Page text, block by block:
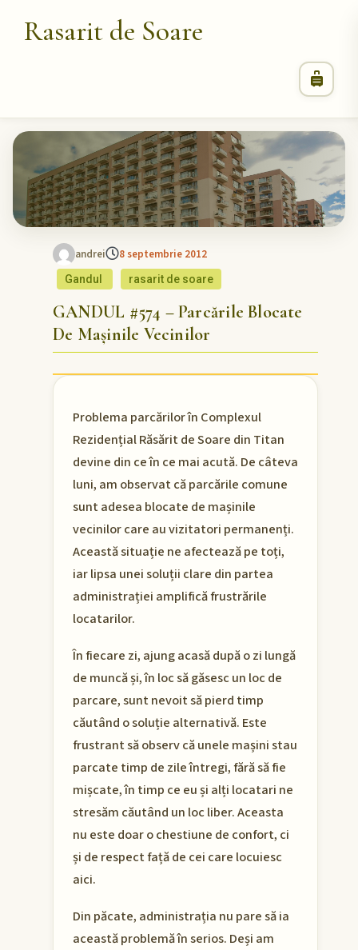
Rasarit de Soare
andrei 8 septembrie 2012
Gandul rasarit de soare
GANDUL #574 – Parcările Blocate
De Mașinile Vecinilor
Problema parcărilor în Complexul
Rezidențial Răsărit de Soare din Titan
devine din ce în ce mai acută. De câteva
luni, am observat că parcările comune
sunt adesea blocate de mașinile
vecinilor care au vizitatori permanenți.
Această situație ne afectează pe toți,
iar lipsa unei soluții clare din partea
administrației amplifică frustrările
locatarilor.
În fiecare zi, ajung acasă după o zi lungă
de muncă și, în loc să găsesc un loc de
parcare, sunt nevoit să pierd timp
căutând o soluție alternativă. Este
frustrant să observ că unele mașini stau
parcate timp de zile întregi, fără să fie
mișcate, în timp ce eu și alți locatari ne
stresăm căutând un loc liber. Aceasta
nu este doar o chestiune de confort, ci
și de respect față de cei care locuiesc
aici.
Din păcate, administrația nu pare să ia
această problemă în serios. Deși am